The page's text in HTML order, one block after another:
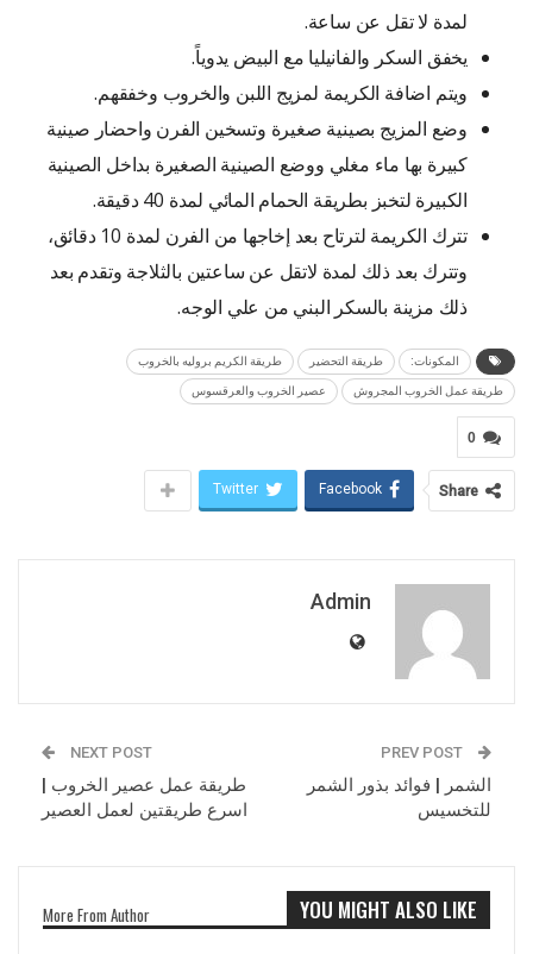
لمدة لا تقل عن ساعة.
يخفق السكر والفانيليا مع البيض يدوياً.
ويتم اضافة الكريمة لمزيج اللبن والخروب وخفقهم.
وضع المزيج بصينية صغيرة وتسخين الفرن واحضار صينية
كبيرة بها ماء مغلي ووضع الصينية الصغيرة بداخل الصينية
الكبيرة لتخبز بطريقة الحمام المائي لمدة 40 دقيقة.
تترك الكريمة لترتاح بعد إخاجها من الفرن لمدة 10 دقائق،
وتترك بعد ذلك لمدة لاتقل عن ساعتين بالثلاجة وتقدم بعد
ذلك مزينة بالسكر البني من علي الوجه.
المكونات: طريقة التحضير طريقة الكريم بروليه بالخروب
طريقة عمل الخروب المجروش عصير الخروب والعرقسوس
0
Share
Facebook
Twitter
Admin
الشمر | فوائد بذور الشمر
للتخسيس
NEXT POST
طريقة عمل عصير الخروب |
اسرع طريقتين لعمل العصير
YOU MIGHT ALSO LIKE
More From Author